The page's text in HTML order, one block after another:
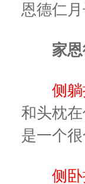
恩德仁
家
侧躺
和头枕
是一个
侧卧